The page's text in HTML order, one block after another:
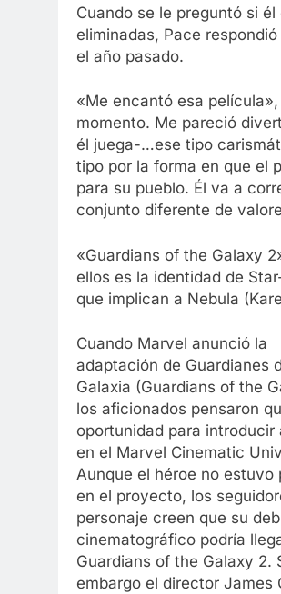
Cuando se le preguntó si
eliminadas, Pace
el año pasado.
«Me encantó esa
momento. Me pareció
él juega-…ese tipo
tipo por la forma en que el
para su pueblo. Él va a
conjunto diferente de
«Guardians of the Galaxy
ellos es la identidad de
que implican a Nebula
Cuando Marvel anunció la
adaptación de Guardianes
Galaxia (Guardians of the
los aficionados pensaron
oportunidad para introducir
en el Marvel Cinematic
Aunque el héroe no estuvo
en el proyecto, los
personaje creen que su
cinematográfico podría
Guardians of the Galaxy 2.
embargo el director James